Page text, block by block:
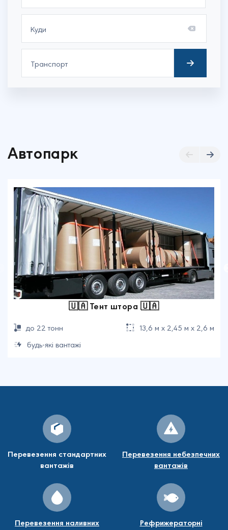
Автопарк
🇺🇦 Тент штора 🇺🇦
до 22 тонн
13,6 м х 2,45 м х 2,6 м
будь-які вантажі
Перевезення стандартних
вантажів
Перевезення небезпечних
вантажів
Перевезення наливних
Рефрижераторні